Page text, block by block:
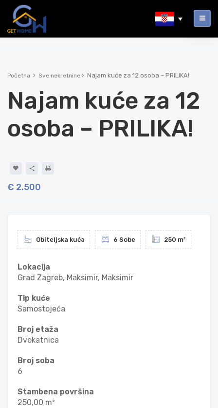
Početna Sve nekretnine Najam kuće za 12 osoba – PRILIKA!
Najam kuće za 12
osoba – PRILIKA!
€ 2.500
Obiteljska kuća 6 Sobe 250 m²
Lokacija
Grad Zagreb, Maksimir, Maksimir
Tip kuće
Samostojeća
Broj etaža
Dvokatnica
Broj soba
6
Stambena površina
250,00 m²